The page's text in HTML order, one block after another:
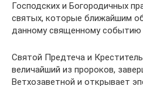
Господских и Богородичных
святых, которые ближайшим
данному священному событию
Святой Предтеча и
величайший из пророков,
Ветхозаветной и открывает